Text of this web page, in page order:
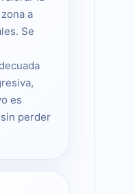
a
Se
es
perder